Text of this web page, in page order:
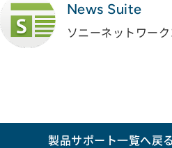
News Suite
ソニーネットワー
製品サポート一覧へ戻る